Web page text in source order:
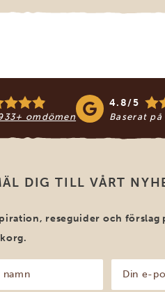
omdömen
4.8/5
Baserat på
DIG TILL VÅRT
reseguider och förslag